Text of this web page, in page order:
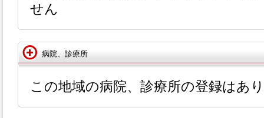
せん
病院、診療所
この地域の病院、診療所の登録はあ